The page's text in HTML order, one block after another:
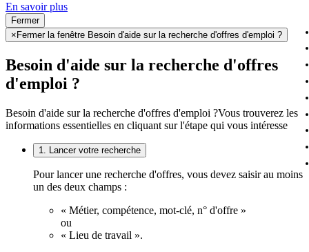
En savoir plus
Fermer
× Fermer la fenêtre Besoin d'aide sur la recherche d'offres d'emploi ?
Besoin d'aide sur la recherche d'offres
d'emploi ?
Besoin d'aide sur la recherche d'offres d'emploi ?Vous trouverez les
informations essentielles en cliquant sur l'étape qui vous intéresse
1. Lancer votre recherche
Pour lancer une recherche d'offres, vous devez saisir au moins
un des deux champs :
« Métier, compétence, mot-clé, n° d'offre »
ou
« Lieu de travail ».